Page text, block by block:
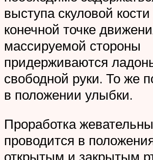
выступа скуловой
конечной точке
массируемой стороны
придерживаются
свободной руки. То же
в положении улыбки.
Проработка
проводится в
открытым и закрытым